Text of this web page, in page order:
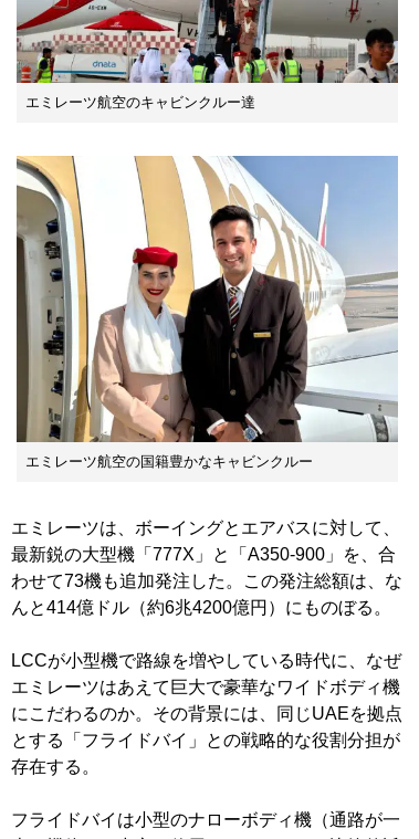
エミレーツ航空のキャビンクルー達
エミレーツ航空の国籍豊かなキャビンクルー
エミレーツは、ボーイングとエアバスに対して、
最新鋭の大型機「777X」と「A350-900」を、合
わせて73機も追加発注した。この発注総額は、な
んと414億ドル（約6兆4200億円）にものぼる。
LCCが小型機で路線を増やしている時代に、なぜ
エミレーツはあえて巨大で豪華なワイドボディ機
にこだわるのか。その背景には、同じUAEを拠点
とする「フライドバイ」との戦略的な役割分担が
存在する。
フライドバイは小型のナローボディ機（通路が一